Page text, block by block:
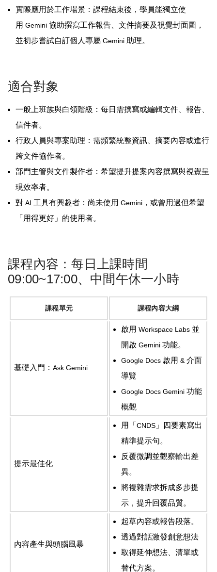
實際應用於工作場景：課程結束後，學員能獨立使
用 Gemini 協助撰寫工作報告、文件摘要及視覺封面圖，
並初步嘗試自訂個人專屬 Gemini 助理。
適合對象
一般上班族與白領階級：每日需撰寫或編輯文件、報告、
信件者。
行政人員與專案助理：需頻繁統整資訊、摘要內容或進行
跨文件協作者。
部門主管與文件製作者：希望提升提案內容撰寫與視覺呈
現效率者。
對 AI 工具有興趣者：尚未使用 Gemini ，或曾用過但希望
「用得更好」的使用者。
課程內容：每日上課時間
09:00~17:00、中間午休一小時
課程單元 課程內容大綱
基礎入門：Ask Gemini
啟用 Workspace Labs 並
開啟 Gemini功能。
Google Docs 啟用 &介面
導覽
Google Docs Gemini功能
概觀
提示最佳化
用「CNDS 」四要素寫出
精準提示句。
反覆微調並觀察輸出差
異。
將複雜需求拆成多步提
示，提升回覆品質。
內容產生與頭腦風暴
起草內容或報告段落。
透過對話激發創意想法
取得延伸想法、清單或
替代方案。